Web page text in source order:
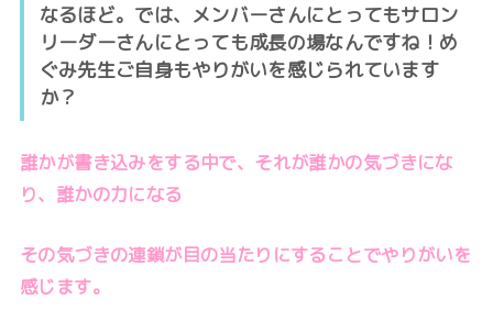
なるほど。では、メンバーさんにとってもサロン
リーダーさんにとっても成長の場なんですね！め
ぐみ先生ご自身もやりがいを感じられています
か？
誰かが書き込みをする中で、それが誰かの気づきにな
り、誰かの力になる
その気づきの連鎖が目の当たりにすることでやりがいを
感じます。